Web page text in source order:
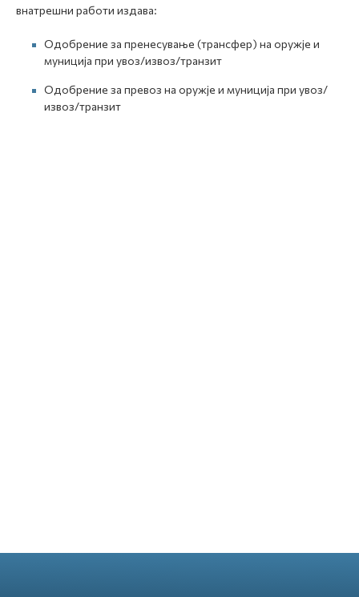
внатрешни работи издава:
Одобрение за пренесување (трансфер) на оружје и
муниција при увоз/извоз/транзит
Одобрение за превоз на оружје и муниција при увоз/
извоз/транзит